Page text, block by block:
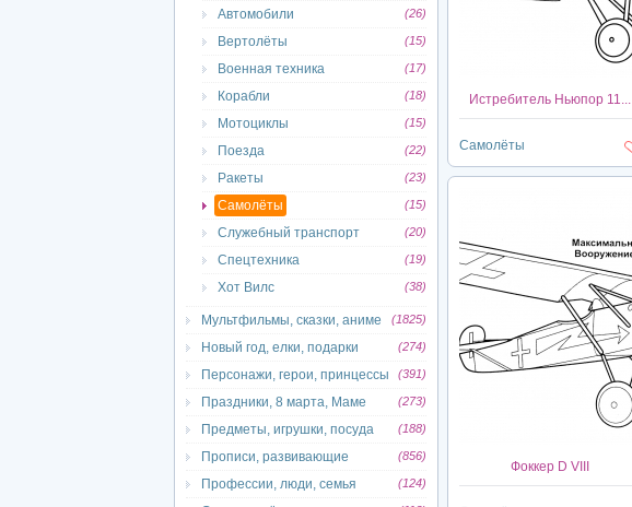
Автомобили
(26)
Вертолёты (15)
Военная техника (17)
Корабли (18)
Мотоциклы (15)
Поезда (22)
Ракеты (23)
Самолёты (15)
Служебный транспорт (20)
Спецтехника (19)
Хот Вилс (38)
Мультфильмы, сказки, аниме (1825)
Новый год, елки, подарки (274)
Персонажи, герои, принцессы (391)
Праздники, 8 марта, Маме (273)
Предметы, игрушки, посуда (188)
Прописи, развивающие (856)
Профессии, люди, семья (124)
Истребитель Ньюпор 11...
Самолёты
Фоккер D VIII